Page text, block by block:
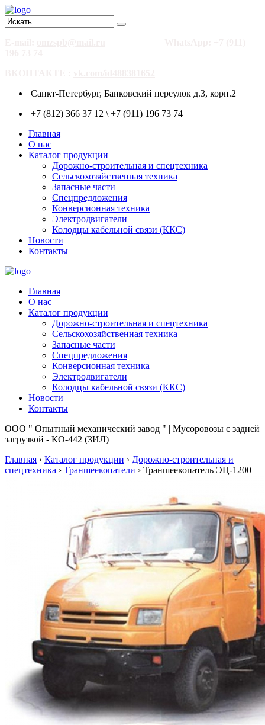
Санкт-Петербург, Банковский переулок д.3, корп.2
+7 (812) 366 37 12 \ +7 (911) 196 73 74
Главная
О нас
Каталог продукции
Дорожно-строительная и спецтехника
Сельскохозяйственная техника
Запасные части
Спецпредложения
Конверсионная техника
Электродвигатели
Колодцы кабельной связи (ККС)
Новости
Контакты
Главная
О нас
Каталог продукции
Дорожно-строительная и спецтехника
Сельскохозяйственная техника
Запасные части
Спецпредложения
Конверсионная техника
Электродвигатели
Колодцы кабельной связи (ККС)
Новости
Контакты
ООО " Опытный механический завод " | Мусоровозы с задней
загрузкой - КО-442 (ЗИЛ)
Главная › Каталог продукции › Дорожно-строительная и
спецтехника › Траншеекопатели › Траншеекопатель ЭЦ-1200